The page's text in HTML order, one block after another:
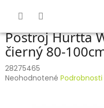
Postroj Hurtta
čierný 80-
28275465
Priemerné
Neohodnotené